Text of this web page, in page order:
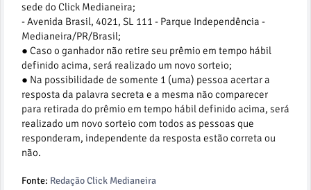
sede do Click Medianeira​;
- Avenida Brasil, 4021, SL 111 - Parque Independência -
Medianeira/PR/Brasil;
● Caso o ganhador não retire seu prêmio em tempo hábil
definido acima, será realizado um novo sorteio;
● Na possibilidade de somente 1 (uma) pessoa acertar a
resposta da palavra secreta e a mesma não comparecer
para retirada do prêmio em tempo hábil definido acima, será
realizado um novo sorteio com todos as pessoas que
responderam, independente da resposta estão correta ou
não.
Fonte: Redação Click Medianeira